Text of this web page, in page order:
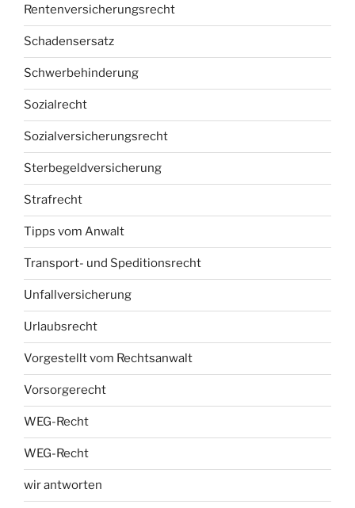
Rentenversicherungsrecht
Schadensersatz
Schwerbehinderung
Sozialrecht
Sozialversicherungsrecht
Sterbegeldversicherung
Strafrecht
Tipps vom Anwalt
Transport- und Speditionsrecht
Unfallversicherung
Urlaubsrecht
Vorgestellt vom Rechtsanwalt
Vorsorgerecht
WEG-Recht
WEG-Recht
wir antworten